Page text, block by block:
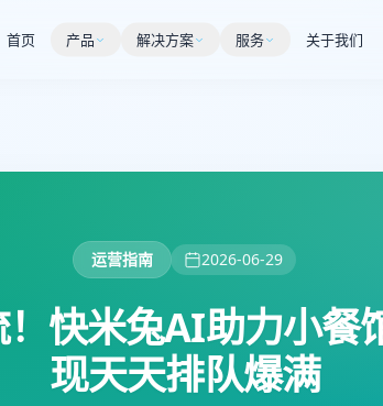
首页 产品 解决方案 服务 关于我们
运营指南 2026-06-29
快米兔AI助力小餐
现天天排队爆满